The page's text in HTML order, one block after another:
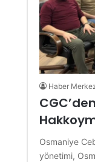
Haber
Osmaniye
yönetimi,